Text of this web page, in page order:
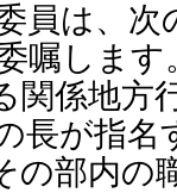
員は、次
嘱します
係地方
長が指名
部内の